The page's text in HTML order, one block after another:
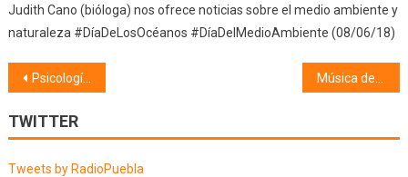
Judith Cano (bióloga) nos ofrece noticias sobre el medio ambiente y
naturaleza #DíaDeLosOcéanos #DíaDelMedioAmbiente (08/06/18)
Navegación
de
entradas
Psicología (17/05/18) Escuela de padres
TWITTER
Tweets by RadioPuebla